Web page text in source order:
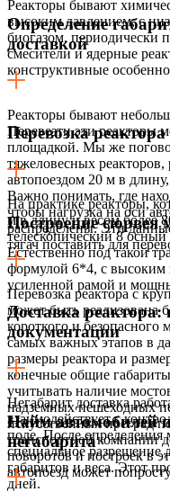
Реакторы бывают
высоким давлением, с
биогазом, периодически
смесители и ядерные
конструктивные
Определение
доставкой
Реакторы бывают
Перевезти эти
площадкой. Мы же
тяжеловесных
автопоездом 20 м в
Важно понимать, где
чтобы нагрузка на оси
распределены. Эти
тягач поставить для
Перевозка
На практике реакторы,
м в длину и весом более
телескопический 8
Естественно под такой
формулой 6*4, с высоким
усиленной рамой и
Построение сюрвея
Перевозка реактора с
может быть реализована
короткого и
самых важных этапов в
размеры реактора и
конечные общие
учитывать наличие
надземных пешеходных
искусственных преград
транспортной компании
поворотов и построек в
автопоезд может
Доставка реактора:
документации
Негабарит доставка
взаимодействует с
поле. После
специальное разрешение
габаритов и веса. Этот
дней.
Найм автомобилей
негабарита